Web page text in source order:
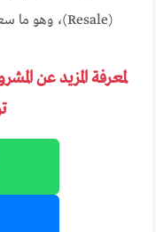
(Resale)، وهو ما سعى إليه المطور من خلال هذا المسمى.
لمعرفة المزيد عن